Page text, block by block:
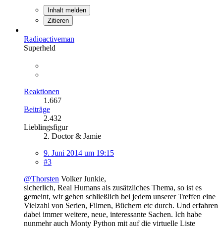
Inhalt melden
Zitieren
Radioactiveman
Superheld
Reaktionen
1.667
Beiträge
2.432
Lieblingsfigur
2. Doctor & Jamie
9. Juni 2014 um 19:15
#3
@Thorsten Volker Junkie,
sicherlich, Real Humans als zusätzliches Thema, so ist es
gemeint, wir gehen schließlich bei jedem unserer Treffen eine
Vielzahl von Serien, Filmen, Büchern etc durch. Und erfahren
dabei immer weitere, neue, interessante Sachen. Ich habe
nunmehr auch Monty Python mit auf die virtuelle Liste